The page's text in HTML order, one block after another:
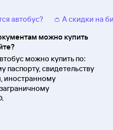
автобус?
👛 А скидки на
можно купить
можно купить по:
паспорту, свидетельству
иностранному